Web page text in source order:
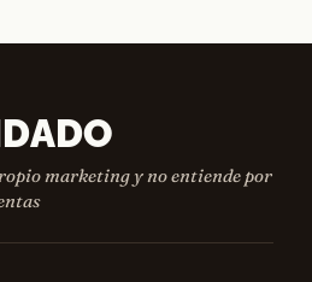
marketing y no entiende por